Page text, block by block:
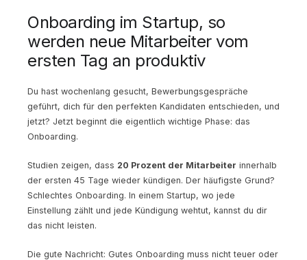
Onboarding im Startup, so
werden neue Mitarbeiter vom
ersten Tag an produktiv
Du hast wochenlang gesucht, Bewerbungsgespräche
geführt, dich für den perfekten Kandidaten entschieden, und
jetzt? Jetzt beginnt die eigentlich wichtige Phase: das
Onboarding.
Studien zeigen, dass 20 Prozent der Mitarbeiter innerhalb
der ersten 45 Tage wieder kündigen. Der häufigste Grund?
Schlechtes Onboarding. In einem Startup, wo jede
Einstellung zählt und jede Kündigung wehtut, kannst du dir
das nicht leisten.
Die gute Nachricht: Gutes Onboarding muss nicht teuer oder